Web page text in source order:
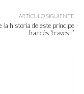
ARTÍCULO SIGUIENTE
la historia de este príncipe
francés ‘travesti’